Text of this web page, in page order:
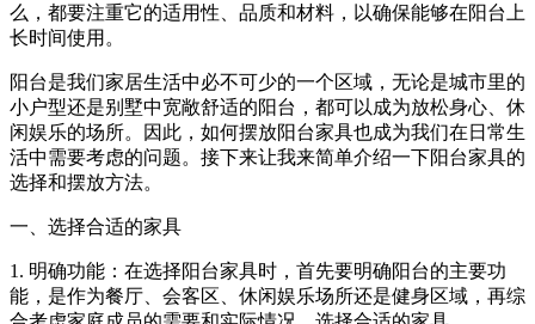
么，都要注重它的适用性、品质和材料，以确保能够在阳台上
长时间使用。
阳台是我们家居生活中必不可少的一个区域，无论是城市里的
小户型还是别墅中宽敞舒适的阳台，都可以成为放松身心、休
闲娱乐的场所。因此，如何摆放阳台家具也成为我们在日常生
活中需要考虑的问题。接下来让我来简单介绍一下阳台家具的
选择和摆放方法。
一、选择合适的家具
1. 明确功能：在选择阳台家具时，首先要明确阳台的主要功
能，是作为餐厅、会客区、休闲娱乐场所还是健身区域，再综